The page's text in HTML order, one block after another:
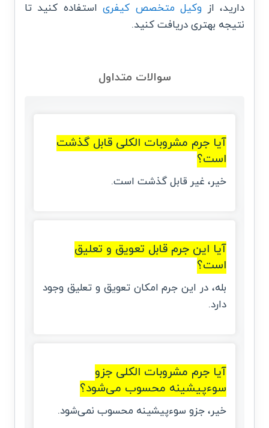
دارید، از وکیل متخصص کیفریاستفاده کنید تا
نتیجه بهتری دریافت کنید.
سوالات متداول
آیا جرم مشروبات الکلی قابل گذشت
است؟
خیر، غیر قابل گذشت است.
آیا این جرم قابل تعویق و تعلیق
است؟
بله، در این جرم امکان تعویق و تعلیق وجود
دارد.
آیا جرم مشروبات الکلی جزو
سوءپیشینه محسوب می‌شود؟
خیر، جزو سوءپیشینه محسوب نمی‌شود.